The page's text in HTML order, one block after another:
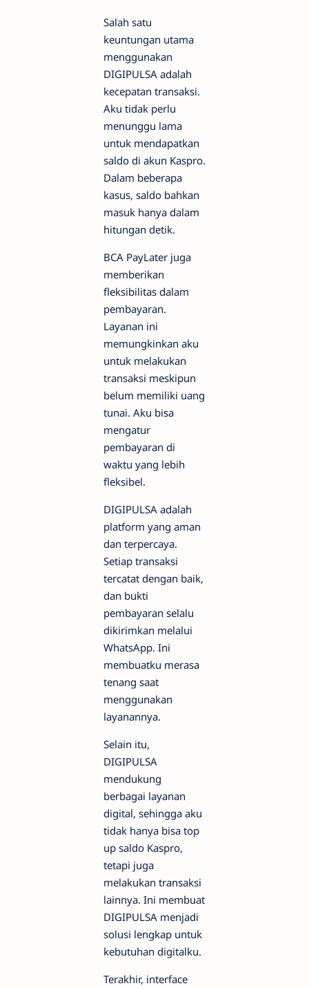
Salah satu
keuntungan utama
menggunakan
DIGIPULSA adalah
kecepatan transaksi.
Aku tidak perlu
menunggu lama
untuk mendapatkan
saldo di akun Kaspro.
Dalam beberapa
kasus, saldo bahkan
masuk hanya dalam
hitungan detik.
BCA PayLater juga
memberikan
fleksibilitas dalam
pembayaran.
Layanan ini
memungkinkan aku
untuk melakukan
transaksi meskipun
belum memiliki uang
tunai. Aku bisa
mengatur
pembayaran di
waktu yang lebih
fleksibel.
DIGIPULSA adalah
platform yang aman
dan terpercaya.
Setiap transaksi
tercatat dengan baik,
dan bukti
pembayaran selalu
dikirimkan melalui
WhatsApp. Ini
membuatku merasa
tenang saat
menggunakan
layanannya.
Selain itu,
DIGIPULSA
mendukung
berbagai layanan
digital, sehingga aku
tidak hanya bisa top
up saldo Kaspro,
tetapi juga
melakukan transaksi
lainnya. Ini membuat
DIGIPULSA menjadi
solusi lengkap untuk
kebutuhan digitalku.
Terakhir, interface